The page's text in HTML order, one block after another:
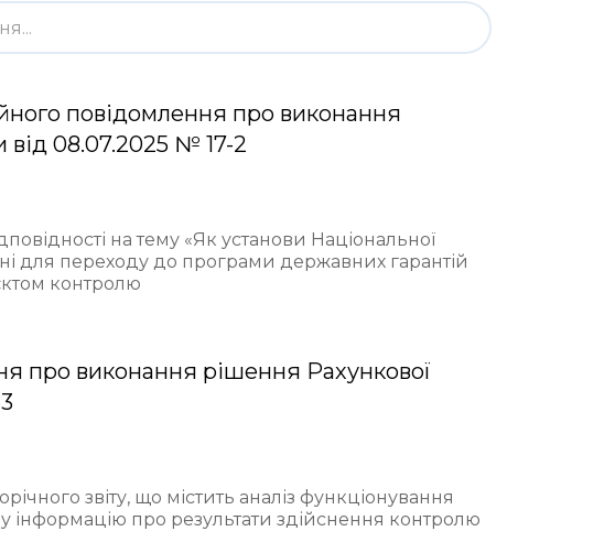
повідомлення про виконання
від 08.07.2025 № 17-2
на тему «Як установи Національної
для переходу до програми державних гарантій
контролю
про виконання рішення Рахункової
звіту, що містить аналіз функціонування
інформацію про результати здійснення контролю